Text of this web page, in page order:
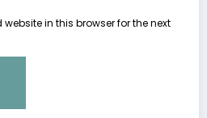
in this browser for the next